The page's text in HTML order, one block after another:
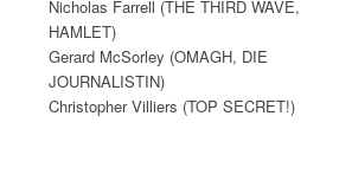
Nicholas Farrell (THE THIRD WAVE,
HAMLET)
Gerard McSorley (OMAGH, DIE
JOURNALISTIN)
Christopher Villiers (TOP SECRET!)